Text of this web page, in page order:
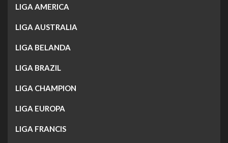
LIGA AMERICA
LIGA AUSTRALIA
LIGA BELANDA
LIGA BRAZIL
LIGA CHAMPION
LIGA EUROPA
LIGA FRANCIS